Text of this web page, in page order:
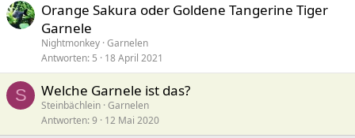
Orange Sakura oder Goldene Tangerine Tiger
Garnele
Nightmonkey Garnelen
Antworten 5 18 April 2021
S Welche Garnele ist das?
Steinbächlein Garnelen
Antworten 9 12 Mai 2020